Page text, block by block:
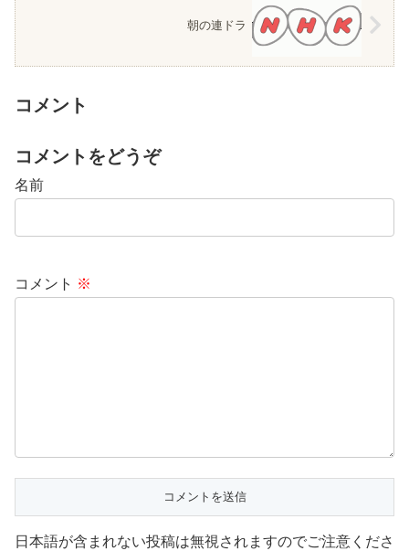
朝の連ドラ
コメント
コメントをどうぞ
名前
コメント ※
日本語が含まれない投稿は無視されますのでご注意くださ